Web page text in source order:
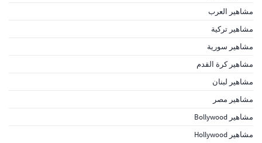
مشاهير العرب
مشاهير تركية
مشاهير سورية
مشاهير كرة القدم
مشاهير لبنان
مشاهير مصر
مشاهير Bollywood
مشاهير Hollywood